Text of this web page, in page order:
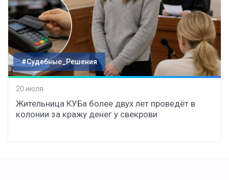
#Судебные_Решения
20 июля
Жительница КУБа более двух лет проведёт в
колонии за кражу денег у свекрови